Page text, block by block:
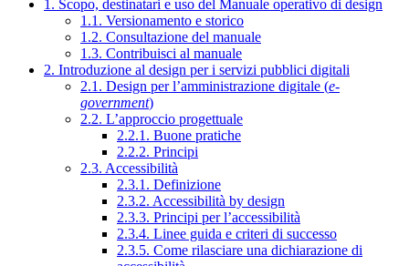
1. Scopo, destinatari e uso del Manuale operativo di design
1.1. Versionamento e storico
1.2. Consultazione del manuale
1.3. Contribuisci al manuale
2. Introduzione al design per i servizi pubblici digitali
2.1. Design per l’amministrazione digitale (e-
government)
2.2. L’approccio progettuale
2.2.1. Buone pratiche
2.2.2. Principi
2.3. Accessibilità
2.3.1. Definizione
2.3.2. Accessibilità by design
2.3.3. Principi per l’accessibilità
2.3.4. Linee guida e criteri di successo
2.3.5. Come rilasciare una dichiarazione di